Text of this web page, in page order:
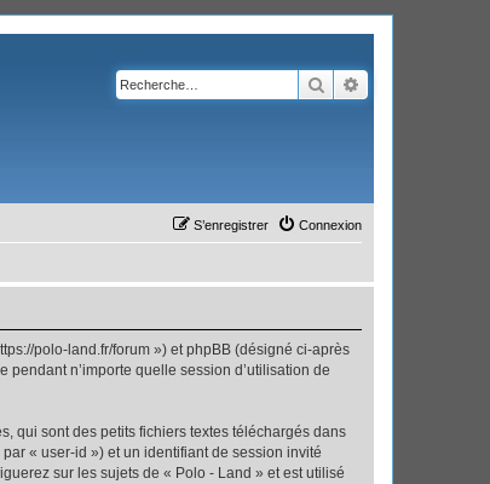
Rechercher
Connexion
S’enregistrer
polo-land.fr/forum ») et phpBB (désigné ci-après
n’importe quelle session d’utilisation de
qui sont des petits fichiers textes téléchargés dans
« user-id ») et un identifiant de session invité
sur les sujets de « Polo - Land » et est utilisé